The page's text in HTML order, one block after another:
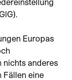
Europas
anderes
Fällen eine